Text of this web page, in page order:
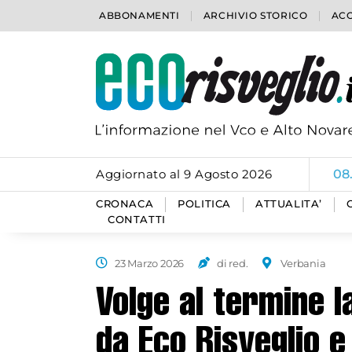
ABBONAMENTI ARCHIVIO STORICO
Aggiornato al 9 Agosto 2026
CRONACA POLITICA ATTUALITA’
CONTATTI
23 Marzo 2026 di red. Verbania
Volge al termine